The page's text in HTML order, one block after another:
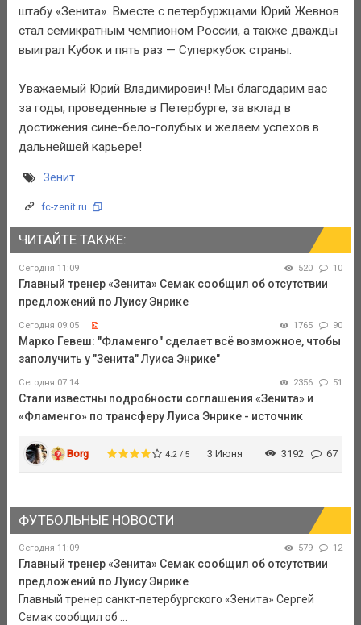
штабу «Зенита». Вместе с петербуржцами Юрий Жевнов
стал семикратным чемпионом России, а также дважды
выиграл Кубок и пять раз — Суперкубок страны.
Уважаемый Юрий Владимирович! Мы благодарим вас
за годы, проведенные в Петербурге, за вклад в
достижения сине-бело-голубых и желаем успехов в
дальнейшей карьере!
Зенит
fc-zenit.ru
ЧИТАЙТЕ ТАКЖЕ:
Сегодня 11:09 520 10
Главный тренер «Зенита» Семак сообщил об отсутствии
предложений по Луису Энрике
Сегодня 09:05 1765 90
Марко Гевеш: "Фламенго" сделает всё возможное, чтобы
заполучить у "Зенита" Луиса Энрике"
Сегодня 07:14 2356 51
Стали известны подробности соглашения «Зенита» и
«Фламенго» по трансферу Луиса Энрике - источник
Borg 4.2 / 5 3 Июня 3192 67
ФУТБОЛЬНЫЕ НОВОСТИ
Сегодня 11:09 579 12
Главный тренер «Зенита» Семак сообщил об отсутствии
предложений по Луису Энрике
Главный тренер санкт-петербургского «Зенита» Сергей
Семак сообщил об ...